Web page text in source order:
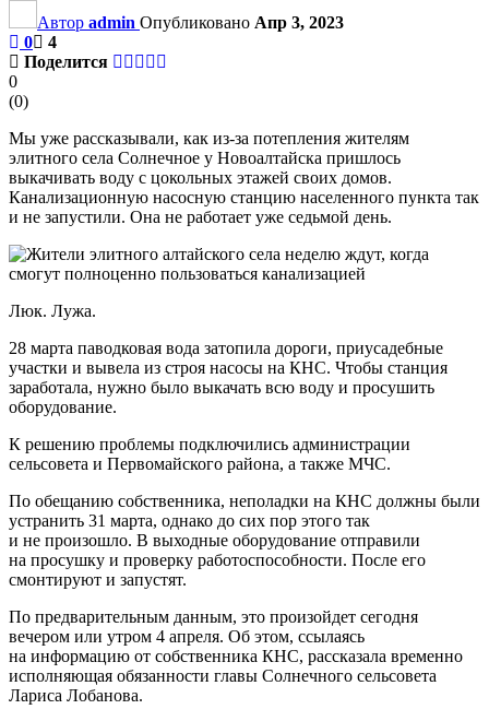
Автор admin Опубликовано Апр 3, 2023
0
4
Поделится
0
(0)
Мы уже рассказывали, как из-за потепления жителям
элитного села Солнечное у Новоалтайска пришлось
выкачивать воду с цокольных этажей своих домов.
Канализационную насосную станцию населенного пункта так
и не запустили. Она не работает уже седьмой день.
Люк. Лужа.
28 марта паводковая вода затопила дороги, приусадебные
участки и вывела из строя насосы на КНС. Чтобы станция
заработала, нужно было выкачать всю воду и просушить
оборудование.
К решению проблемы подключились администрации
сельсовета и Первомайского района, а также МЧС.
По обещанию собственника, неполадки на КНС должны были
устранить 31 марта, однако до сих пор этого так
и не произошло. В выходные оборудование отправили
на просушку и проверку работоспособности. После его
смонтируют и запустят.
По предварительным данным, это произойдет сегодня
вечером или утром 4 апреля. Об этом, ссылаясь
на информацию от собственника КНС, рассказала временно
исполняющая обязанности главы Солнечного сельсовета
Лариса Лобанова.